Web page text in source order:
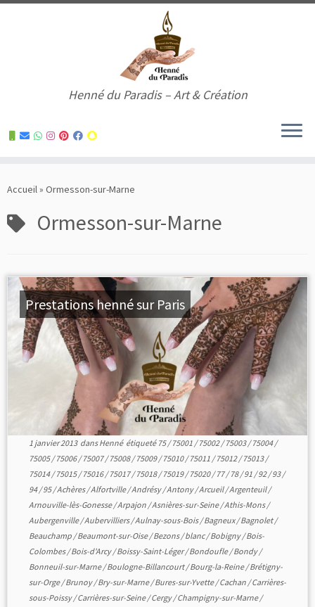
to
Henné du Paradis – Art & Création
Accueil» Ormesson-sur-Marne
Ormesson-sur-Marne
Prestations henné sur Paris
1 janvier 2013dansHenné étiqueté 75/75001 /75002/75003/75004/
75005/75006/75007/75008/75009/75010/75011 /75012/75013/
75014/75015/75016/75017/75018/75019/75020/77/78/91 /92/93/
94/95/Achères/Alfortville/Andrésy/Antony/Arcueil/Argenteuil/
Arnouville-lès-Gonesse/Arpajon /Asnières-sur-Seine/Athis-Mons/
Aubergenville/Aubervilliers/Aulnay-sous-Bois/Bagneux/Bagnolet/
Beauchamp /Beaumont-sur-Oise/Bezons/blanc/Bobigny/Bois-
Colombes/Bois-d'Arcy/Boissy-Saint-Léger/Bondoufle/Bondy/
Bonneuil-sur-Marne/Boulogne-Billancourt/Bourg-la-Reine/Brétigny-
sur-Orge/Brunoy/Bry-sur-Marne/Bures-sur-Yvette/Cachan /Carrières-
sous-Poissy/Carrières-sur-Seine/Cergy/Champigny-sur-Marne/